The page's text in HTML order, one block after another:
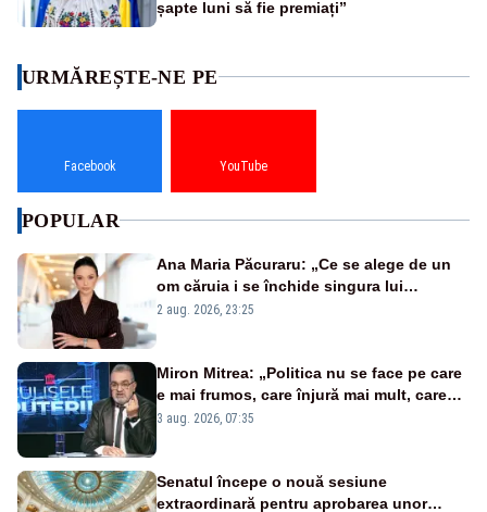
șapte luni să fie premiați”
URMĂREȘTE-NE PE
Facebook YouTube
POPULAR
Ana Maria Păcuraru: „Ce se alege de un
om căruia i se închide singura lui
portiță?”
2 aug. 2026, 23:25
Miron Mitrea: „Politica nu se face pe care
e mai frumos, care înjură mai mult, care
țipă mai tare, ci pe proiecte”
3 aug. 2026, 07:35
Senatul începe o nouă sesiune
extraordinară pentru aprobarea unor